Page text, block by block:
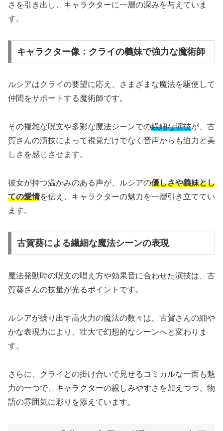
さを引き出し、キャラクターに一層の深みを与えていま
す。
キャラクター像：クライの義妹で強力な魔術師
ルシアはクライの要望に応え、さまざまな魔法を駆使して
仲間をサポートする魔術師です。
その複雑な呪文や多彩な魔法シーンでの繊細な演技が、古
賀さんの演技によって視覚だけでなく音声からも迫力と美
しさを感じさせます。
彼女が持つ温かみのある声が、ルシアの優しさや義妹とし
ての愛情を伝え、キャラクターの魅力を一層引き立ててい
ます。
古賀葵による繊細な魔法シーンの表現
魔法発動時の呪文の唱え方や効果音に合わせた演技は、古
賀葵さんの技量が光るポイントです。
ルシアが繰り出す高火力の魔法の数々は、古賀さんの細や
かな表現力により、壮大で幻想的なシーンへと変わりま
す。
さらに、クライとの掛け合いで見せるコミカルな一面も魅
力の一つで、キャラクターの親しみやすさを加えつつ、物
語の雰囲気に彩りを添えています。